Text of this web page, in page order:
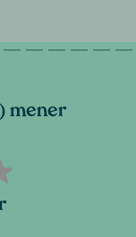
mener